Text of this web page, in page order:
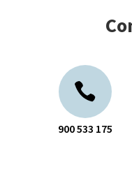
900 533 175